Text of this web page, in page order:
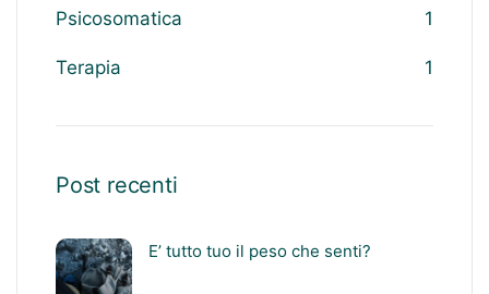
Psicosomatica 1
Terapia 1
Post recenti
E’ tutto tuo il peso che senti?